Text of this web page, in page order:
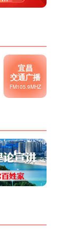
宜昌
交通广播
FM105.9MHZ